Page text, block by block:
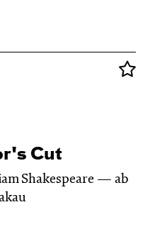
Cut
Shakespeare
ab